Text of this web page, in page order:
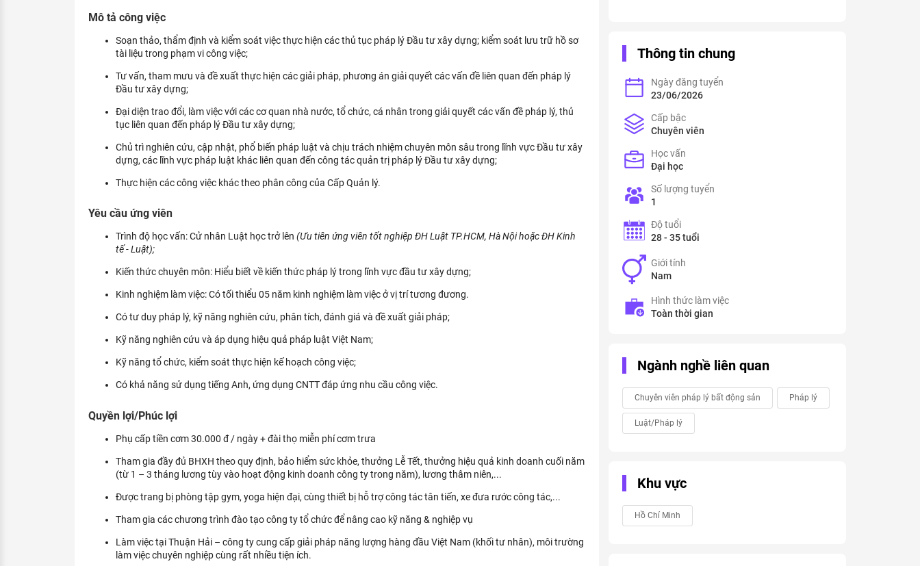
KHÁM PHÁ NGHỀ NGHIỆP
HƯỚNG NGHIỆP VIỆC LÀM
Đặc trưng từng nghề
XÂY DỰNG VÀ PHÁT TRIỂN ĐỘI NGŨ
Mô tả công việc
Soạn thảo, thẩm định và kiểm soát việc thực hiện các thủ tục pháp lý Đầu tư xây dựng; kiểm soát lưu trữ hồ sơ
tài liệu trong phạm vi công việc;
Tư vấn, tham mưu và đề xuất thực hiện các giải pháp, phương án giải quyết các vấn đề liên quan đến pháp lý
Đầu tư xây dựng;
Đại diện trao đổi, làm việc với các cơ quan nhà nước, tổ chức, cá nhân trong giải quyết các vấn đề pháp lý, thủ
tục liên quan đến pháp lý Đầu tư xây dựng;
Chủ trì nghiên cứu, cập nhật, phổ biến pháp luật và chịu trách nhiệm chuyên môn sâu trong lĩnh vực Đầu tư xây
dựng, các lĩnh vực pháp luật khác liên quan đến công tác quản trị pháp lý Đầu tư xây dựng;
Thực hiện các công việc khác theo phân công của Cấp Quản lý.
Yêu cầu ứng viên
Trình độ học vấn: Cử nhân Luật học trở lên (Ưu tiên ứng viên tốt nghiệp ĐH Luật TP.HCM, Hà Nội hoặc ĐH Kinh
tế - Luật);
Kiến thức chuyên môn: Hiểu biết về kiến thức pháp lý trong lĩnh vực đầu tư xây dựng;
Kinh nghiệm làm việc: Có tối thiểu 05 năm kinh nghiệm làm việc ở vị trí tương đương.
Có tư duy pháp lý, kỹ năng nghiên cứu, phân tích, đánh giá và đề xuất giải pháp;
Kỹ năng nghiên cứu và áp dụng hiệu quả pháp luật Việt Nam;
Kỹ năng tổ chức, kiểm soát thực hiện kế hoạch công việc;
Có khả năng sử dụng tiếng Anh, ứng dụng CNTT đáp ứng nhu cầu công việc.
Quyền lợi/Phúc lợi
Phụ cấp tiền cơm 30.000 đ / ngày + đài thọ miễn phí cơm trưa
Tham gia đầy đủ BHXH theo quy định, bảo hiểm sức khỏe, thưởng Lễ Tết, thưởng hiệu quả kinh doanh cuối năm
(từ 1 – 3 tháng lương tùy vào hoạt động kinh doanh công ty trong năm), lương thâm niên,...
Được trang bị phòng tập gym, yoga hiện đại, cùng thiết bị hỗ trợ công tác tân tiến, xe đưa rước công tác,...
Tham gia các chương trình đào tạo công ty tổ chức để nâng cao kỹ năng & nghiệp vụ
Làm việc tại Thuận Hải – công ty cung cấp giải pháp năng lượng hàng đầu Việt Nam (khối tư nhân), môi trường
làm việc chuyên nghiệp cùng rất nhiều tiện ích.
Thông tin chung
Ngày đăng tuyển
23/06/2026
Cấp bậc
Chuyên viên
Học vấn
Đại học
Số lượng tuyển
1
Độ tuổi
28 - 35 tuổi
Giới tính
Nam
Hình thức làm việc
Toàn thời gian
Ngành nghề liên quan
Chuyên viên pháp lý bất động sản Pháp lý
Luật/Pháp lý
Khu vực
Hồ Chí Minh